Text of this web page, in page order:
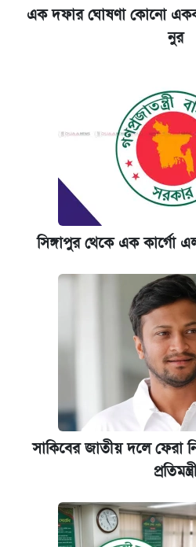
এক দফার ঘোষণা কোনো
নুর
সিঙ্গাপুর থেকে এক কার্গো
সাকিবের জাতীয় দলে ফেরা